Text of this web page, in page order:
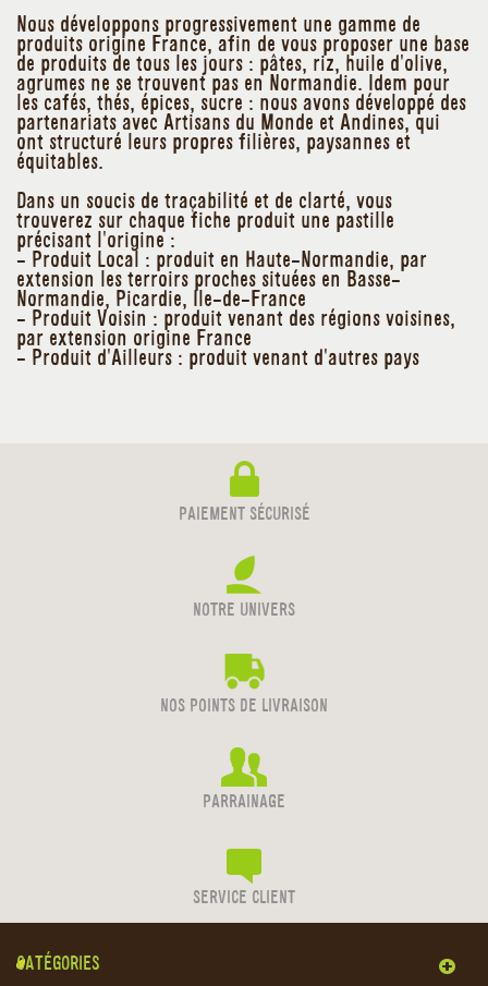
Nous développons progressivement une gamme de
produits origine France, afin de vous proposer une base
de produits de tous les jours : pâtes, riz, huile d'olive,
agrumes ne se trouvent pas en Normandie. Idem pour
les cafés, thés, épices, sucre : nous avons développé des
partenariats avec Artisans du Monde et Andines, qui
ont structuré leurs propres filières, paysannes et
équitables.
Dans un soucis de traçabilité et de clarté, vous
trouverez sur chaque fiche produit une pastille
précisant l'origine :
- Produit Local : produit en Haute-Normandie, par
extension les terroirs proches situées en Basse-
Normandie, Picardie, Ile-de-France
- Produit Voisin : produit venant des régions voisines,
par extension origine France
- Produit d'Ailleurs : produit venant d'autres pays
PAIEMENT SÉCURISÉ
NOTRE UNIVERS
NOS POINTS DE LIVRAISON
PARRAINAGE
SERVICE CLIENT
CATÉGORIES